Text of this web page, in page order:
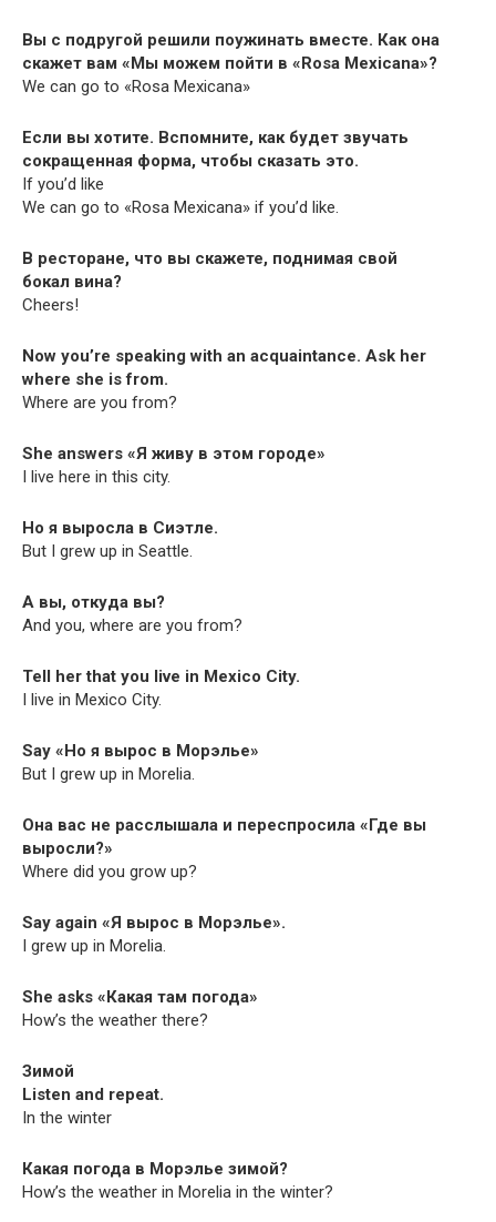
Вы с подругой решили поужинать вместе. Как она
скажет вам «Мы можем пойти в «Rosa Mexicana»?
We can go to «Rosa Mexicana»
Если вы хотите. Вспомните, как будет звучать
сокращенная форма, чтобы сказать это.
If you’d like
We can go to «Rosa Mex­i­cana» if you’d like.
В ресторане, что вы скажете, поднимая свой
бокал вина?
Cheers!
Now you’re speak­ing with an acquain­tance. Ask her
where she is from.
Where are you from?
She answers «Я живу в этом городе»
I live here in this city.
Но я выросла в Сиэтле.
But I grew up in Seattle.
А вы, откуда вы?
And you, where are you from?
Tell her that you live in Mex­i­co City.
I live in Mex­i­co City.
Say «Но я вырос в Морэлье»
But I grew up in Morelia.
Она вас не расслышала и переспросила «Где вы
выросли?»
Where did you grow up?
Say again «Я вырос в Морэлье».
I grew up in Morelia.
She asks «Какая там погода»
How’s the weath­er there?
Зимой
Lis­ten and repeat.
In the winter
Какая погода в Морэлье зимой?
How’s the weath­er in More­lia in the winter?